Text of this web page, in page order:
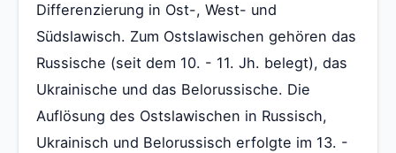
Differenzierung in Ost-, West- und
Südslawisch. Zum Ostslawischen gehören das
Russische (seit dem 10. - 11. Jh. belegt), das
Ukrainische und das Belorussische. Die
Auflösung des Ostslawischen in Russisch,
Ukrainisch und Belorussisch erfolgte im 13. -